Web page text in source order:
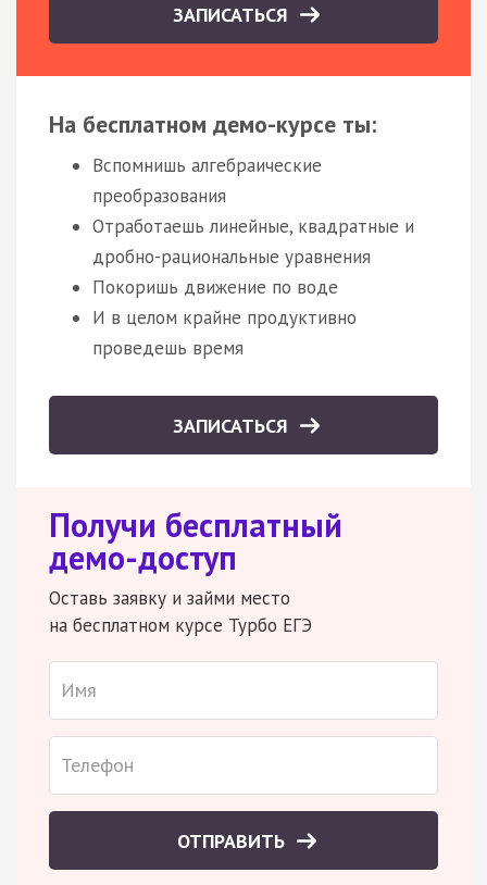
ЗАПИСАТЬСЯ
На бесплатном демо-курсе ты:
Вспомнишь алгебраические
преобразования
Отработаешь линейные, квадратные и
дробно-рациональные уравнения
Покоришь движение по воде
И в целом крайне продуктивно
проведешь время
ЗАПИСАТЬСЯ
Получи бесплатный
демо-доступ
Оставь заявку и займи место
на бесплатном курсе Турбо ЕГЭ
ОТПРАВИТЬ